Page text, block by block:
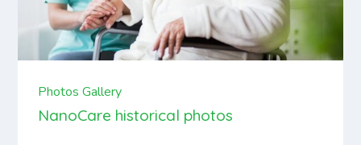
Photos Gallery
NanoCare historical photos